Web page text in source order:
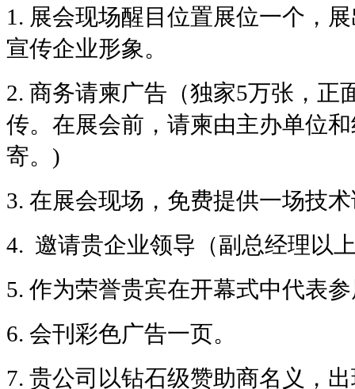
1. 展会现场醒目位置展位一个，
宣传企业形象。
2. 商务请柬广告（独家5万张，正
传。在展会前，请柬由主办单位
寄。)
3. 在展会现场，免费提供一场技
4. 邀请贵企业领导（副总经理以
5. 作为荣誉贵宾在开幕式中代表
6. 会刊彩色广告一页。
7. 贵公司以钻石级赞助商名义，